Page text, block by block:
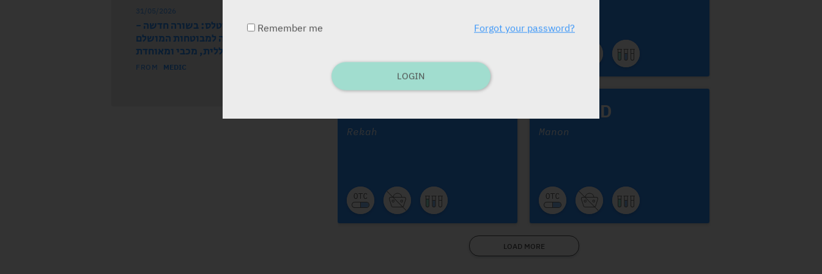
31/05/2026
הודעה מחברת אסטלס: בשורה חדשה -
ואוזה זמינה למבוטחות המושלם
בכללית, מכבי ומאוחדת
FROM MEDIC
Rekah
Rublex D
Manon
LOAD MORE
Remember me Forgot your password?
LOGIN